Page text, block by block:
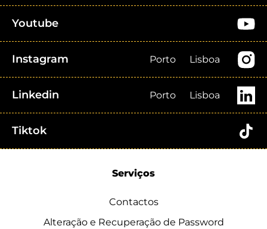
Youtube
Instagram Porto Lisboa
Linkedin Porto Lisboa
Tiktok
Serviços
Contactos
Alteração e Recuperação de Password